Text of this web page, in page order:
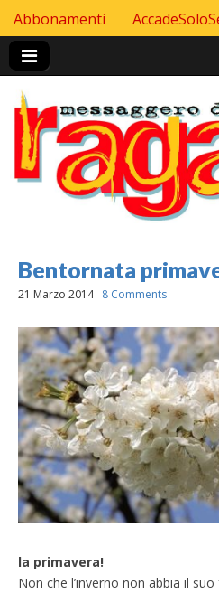
Header Top menu
Skip to content
Abbonamenti
Bentornata
21 Marzo 2014 8 Comments
la primavera!
Non che l’inverno non abbia il